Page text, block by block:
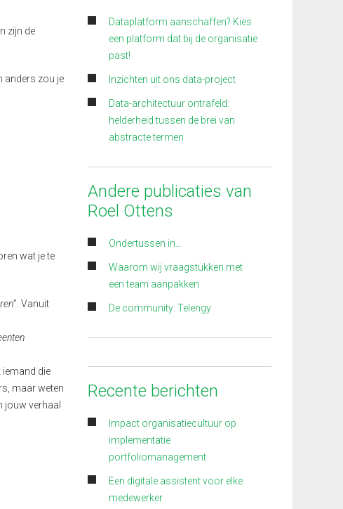
zijn de
anders zou je
wat je te
”. Vanuit
iemand die
maar weten
jouw verhaal
Dataplatform aanschaffen? Kies
een platform dat bij de organisatie
past!
Inzichten uit ons data-project
Data-architectuur ontrafeld:
helderheid tussen de brei van
abstracte termen
Andere publicaties van
Roel Ottens
Ondertussen in…
Waarom wij vraagstukken met
een team aanpakken
De community: Telengy
Recente berichten
Impact organisatiecultuur op
implementatie
portfoliomanagement
Een digitale assistent voor elke
medewerker